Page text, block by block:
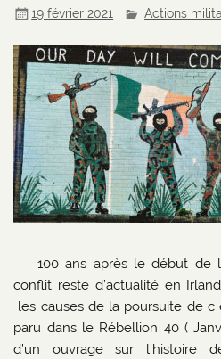
19 février 2021 Actions
100 ans après le début de
conflit reste d’actualité en
les causes de la poursuite de
paru dans le Rébellion 40 (
d’un ouvrage sur l’histoire